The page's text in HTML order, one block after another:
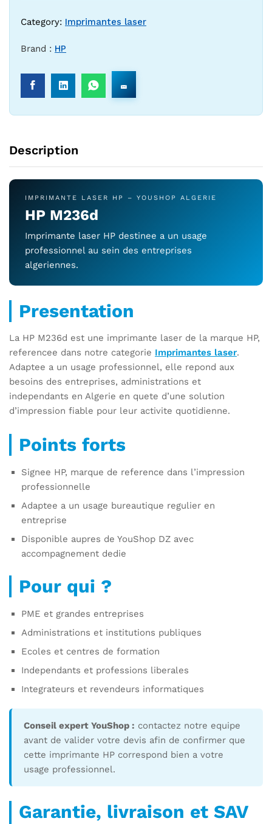
Category: Imprimantes laser
Brand : HP
Description
IMPRIMANTE LASER HP – YOUSHOP ALGERIE
HP M236d
Imprimante laser HP destinee a un usage
professionnel au sein des entreprises
algeriennes.
Presentation
La HP M236d est une imprimante laser de la marque HP,
referencee dans notre categorie Imprimantes laser.
Adaptee a un usage professionnel, elle repond aux
besoins des entreprises, administrations et
independants en Algerie en quete d’une solution
d’impression fiable pour leur activite quotidienne.
Points forts
Signee HP, marque de reference dans l’impression
professionnelle
Adaptee a un usage bureautique regulier en
entreprise
Disponible aupres de YouShop DZ avec
accompagnement dedie
Pour qui ?
PME et grandes entreprises
Administrations et institutions publiques
Ecoles et centres de formation
Independants et professions liberales
Integrateurs et revendeurs informatiques
Conseil expert YouShop : contactez notre equipe
avant de valider votre devis afin de confirmer que
cette imprimante HP correspond bien a votre
usage professionnel.
Garantie, livraison et SAV